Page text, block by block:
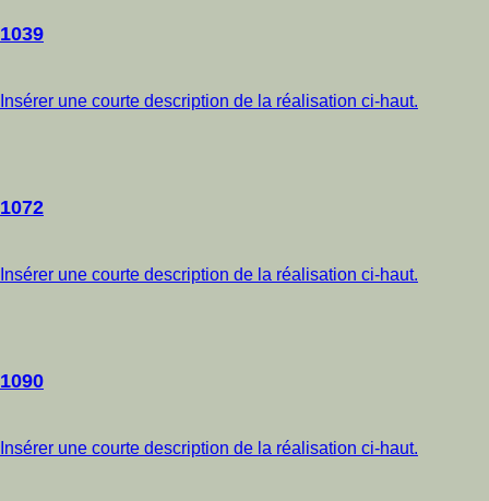
1039
Insérer une courte description de la réalisation ci-haut.
1072
Insérer une courte description de la réalisation ci-haut.
1090
Insérer une courte description de la réalisation ci-haut.